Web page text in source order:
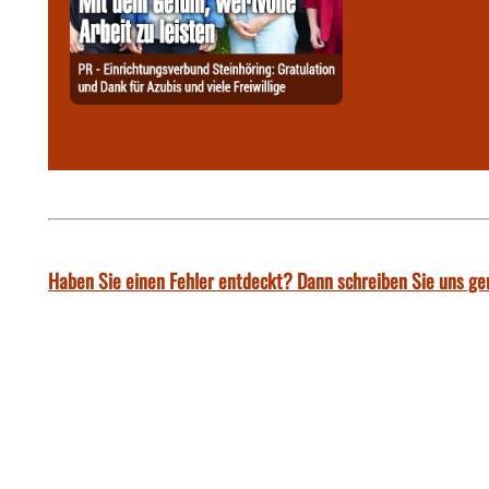
Haben Sie einen Fehler entdeckt? Dann schreiben Sie uns